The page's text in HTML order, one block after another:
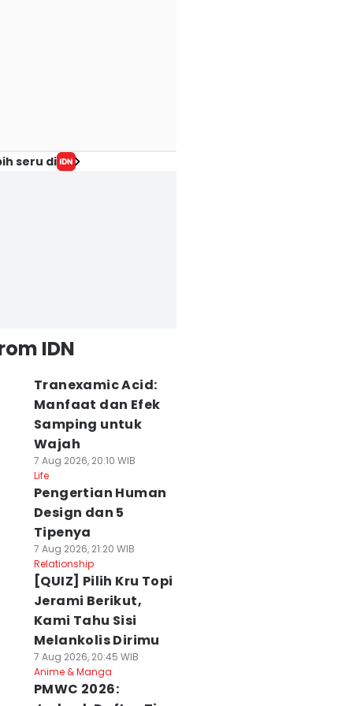
seru di
IDN
Tranexamic Acid:
Manfaat dan Efek
Samping untuk
Wajah
7 Aug 2026, 20:10 WIB
Life
Pengertian Human
Design dan 5
Tipenya
7 Aug 2026, 21:20 WIB
Relationship
[QUIZ] Pilih Kru Topi
Jerami Berikut,
Kami Tahu Sisi
Melankolis Dirimu
7 Aug 2026, 20:45 WIB
Anime & Manga
PMWC 2026: